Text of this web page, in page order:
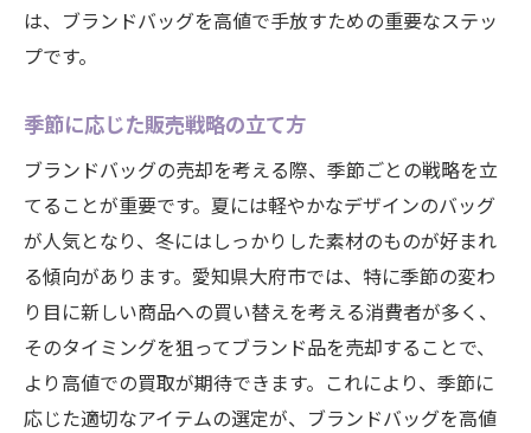
店舗とのコミュニケーションの重要性
大府市の市場動向を活かしてブランドバッグを
最新の流行をキャッチする方法
地域の消費者動向を分析する
ブランドバッグの需要ピークを狙う
トレンドを先取りした売却戦略
ブランド品の価格変動を予測する
大府市に特化したマーケティング手法
ブランド品を賢く売るために知っておくべき大
府市の市場情報
は、ブランドバッグを高値で手放すための重要なステッ
プです。
季節に応じた販売戦略の立て方
ブランドバッグの売却を考える際、季節ごとの戦略を立
てることが重要です。夏には軽やかなデザインのバッグ
が人気となり、冬にはしっかりした素材のものが好まれ
る傾向があります。愛知県大府市では、特に季節の変わ
り目に新しい商品への買い替えを考える消費者が多く、
そのタイミングを狙ってブランド品を売却することで、
より高値での買取が期待できます。これにより、季節に
応じた適切なアイテムの選定が、ブランドバッグを高値